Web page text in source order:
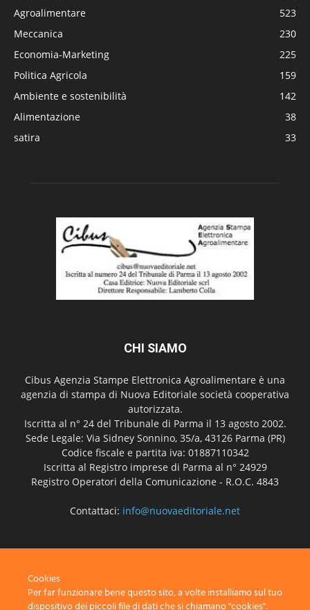
Agroalimentare
523
Meccanica
230
Economia-Marketing
225
Politica Agricola
159
Ambiente e sostenibilità
142
Alimentazione
38
satira
33
CHI SIAMO
Cibus Agenzia Stampe Elettronica Agroalimentare è una
agenzia di stampa di Nuova Editoriale società cooperativa
autorizzata.
Iscritta al n° 24 del Tribunale di Parma il 13 agosto 2002.
Sede Legale: Via Sidney Sonnino, 35/a, 43126 Parma (PR)
Codice fiscale e partita iva: 01887110342
Iscritta al Registro imprese di Parma al n° 24929
Registro Operatori della Comunicazione - R.O.C. 4843
Contattaci: info@nuovaeditoriale.net
Cookies
Per far funzionare bene questo sito, a volte installiamo sul tuo